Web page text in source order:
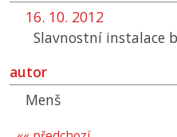
16. 10. 2012
Slavnostní instalace
autor
Menš